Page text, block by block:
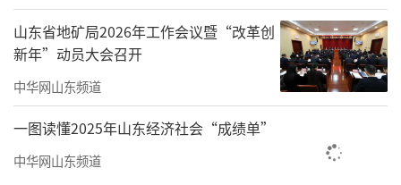
体比例达78.4%，受污染耕地安全利用率达到1
00%。在建在运核电装机突破1420万千瓦，海
上风电装机规模达到542.4万千瓦、居全国第三
位，新能源和可再生能源装机规模突破1.15亿
千瓦、占比达到48.3%，历史性超过煤电。全领
域推进“无证明之省”建设，开展电子证照应
山东省地矿局2026年工作会议暨“改革创
新年”动员大会召开
中华网山东频道
一图读懂2025年山东经济社会“成绩单”
中华网山东频道